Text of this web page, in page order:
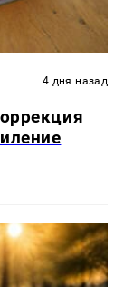
4 дня назад